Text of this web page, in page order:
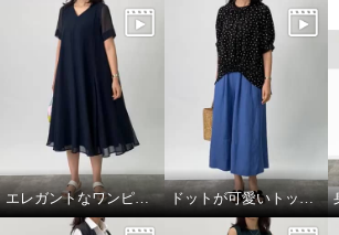
エレガントなワンピースにカジュアルな小物を合わせて。 ドットが可愛いトップスをメインに。